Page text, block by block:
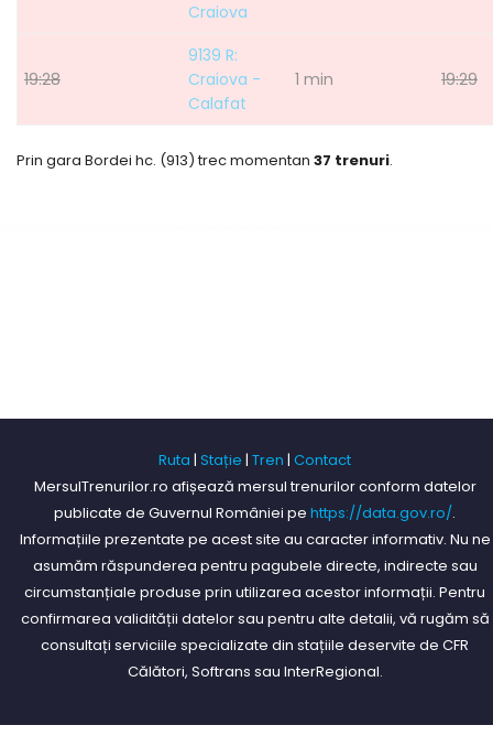
Craiova
19:28
9139 R:
Craiova -
Calafat
1 min 19:29
Prin gara Bordei hc. (913) trec momentan 37 trenuri.
Ruta | Stație | Tren | Contact
MersulTrenurilor.ro afișează mersul trenurilor conform datelor
publicate de Guvernul României pe https://data.gov.ro/.
Informațiile prezentate pe acest site au caracter informativ. Nu ne
asumăm răspunderea pentru pagubele directe, indirecte sau
circumstanțiale produse prin utilizarea acestor informații. Pentru
confirmarea validității datelor sau pentru alte detalii, vă rugăm să
consultați serviciile specializate din stațiile deservite de CFR
Călători, Softrans sau InterRegional.